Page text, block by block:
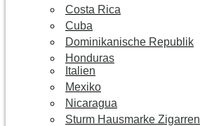
Costa Rica
Cuba
Dominikanische Republik
Honduras
Italien
Mexiko
Nicaragua
Sturm Hausmarke Zigarren